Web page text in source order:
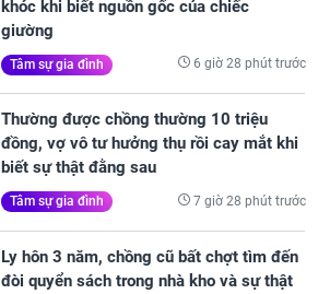
khóc khi biết nguồn gốc của chiếc
giường
Tâm sự gia đình 6 giờ 28 phút trước
Thường được chồng thường 10 triệu
đồng, vợ vô tư hưởng thụ rồi cay mắt khi
biết sự thật đằng sau
Tâm sự gia đình 7 giờ 28 phút trước
Ly hôn 3 năm, chồng cũ bất chợt tìm đến
đòi quyển sách trong nhà kho và sự thật